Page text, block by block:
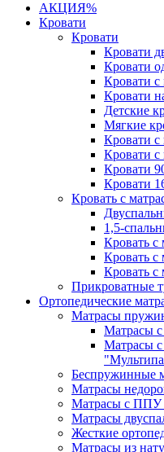
АКЦИЯ%
Кровати
Кровати
Кровати
Кровати
Кровати с
Кровати
Детские
Мягкие
Кровати
Кровати с
Кровати
Кровати
Кровать с
1,5-
Кровать с
Кровать с
Кровать с
Прикроватные
Ортопедические
Матрасы
Матрасы
Матрасы
Беспружинные
Матрасы
Матрасы с ППУ
Матрасы
Жесткие
Матрасы из